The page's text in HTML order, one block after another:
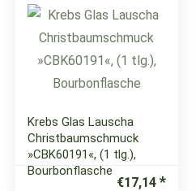
Krebs Glas Lauscha
Christbaumschmuck
»CBK60191«, (1 tlg.),
Bourbonflasche
€17,14